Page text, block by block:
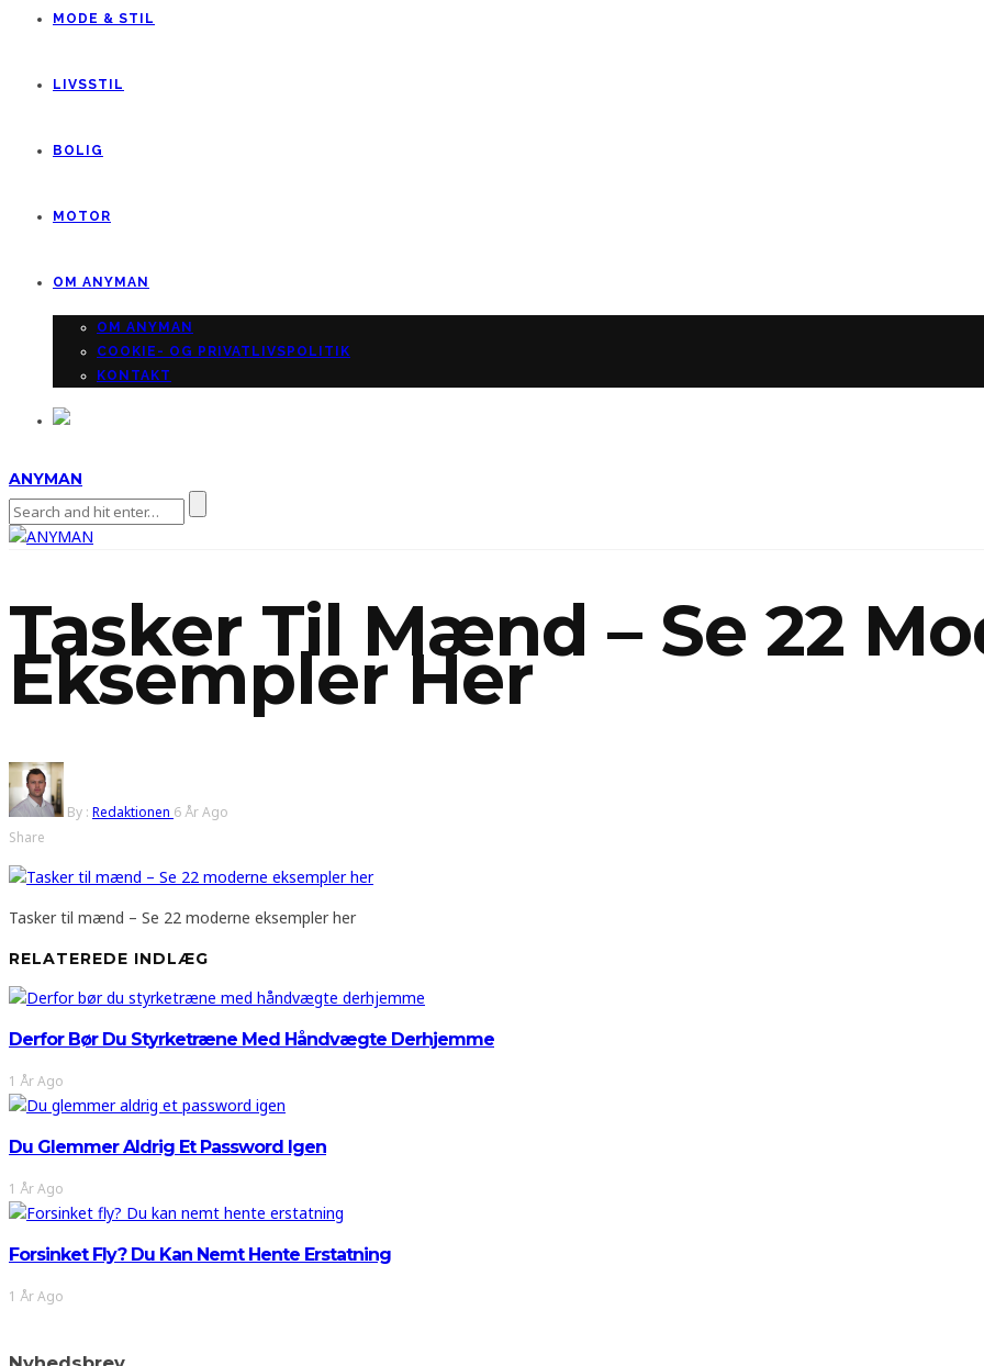
MODE & STIL
LIVSSTIL
BOLIG
MOTOR
OM ANYMAN
OM ANYMAN
COOKIE- OG PRIVATLIVSPOLITIK
KONTAKT
ANYMAN
Tasker Til Mænd – Se 22
Eksempler Her
By : Redaktionen 6 År Ago
Share
Tasker til mænd – Se 22 moderne eksempler her
RELATEREDE INDLÆG
Derfor Bør Du Styrketræne Med Håndvægte Derhjemme
1 År Ago
Du Glemmer Aldrig Et Password Igen
1 År Ago
Forsinket Fly? Du Kan Nemt Hente Erstatning
1 År Ago